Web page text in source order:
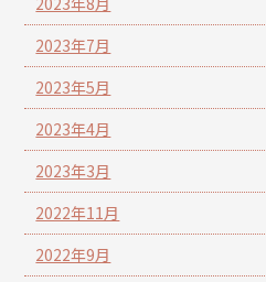
2023年7月
2023年5月
2023年4月
2023年3月
2022年11月
2022年9月